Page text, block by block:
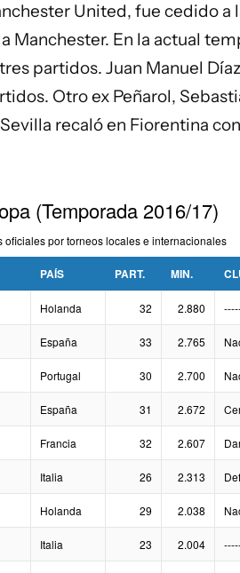
United, fue cedido a
Manchester. En la actual
partidos. Juan Manuel
Otro ex Peñarol,
recaló en Fiorentina